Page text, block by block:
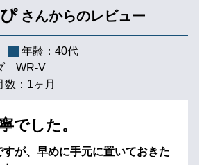
さんからのレビュー
年齢： 40代
WR-V
： 1ヶ月
でした。
すが、早めに手元に置いておきた